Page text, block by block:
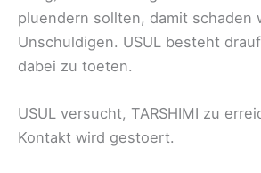
pluendern sollten, damit schaden
Unschuldigen. USUL besteht
dabei zu toeten.
USUL versucht, TARSHIMI zu
Kontakt wird gestoert.